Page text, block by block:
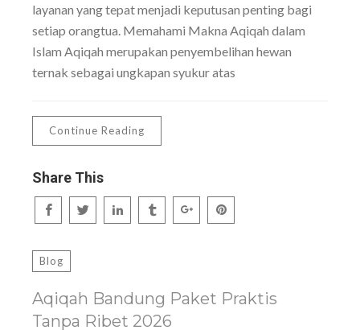
layanan yang tepat menjadi keputusan penting bagi
setiap orangtua. Memahami Makna Aqiqah dalam
Islam Aqiqah merupakan penyembelihan hewan
ternak sebagai ungkapan syukur atas
Continue Reading
Share This
Blog
Aqiqah Bandung Paket Praktis
Tanpa Ribet 2026